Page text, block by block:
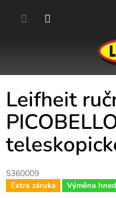
Leifheit
5360009
Extra záruka Výměna hned